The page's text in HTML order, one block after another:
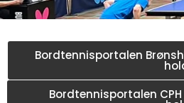
Bordtennisportalen
Bordtennisportalen